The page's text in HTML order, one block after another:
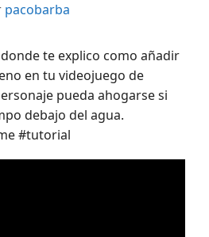
pacobarba
te explico como añadir
en tu videojuego de
pueda ahogarse si
debajo del agua.
#tutorial